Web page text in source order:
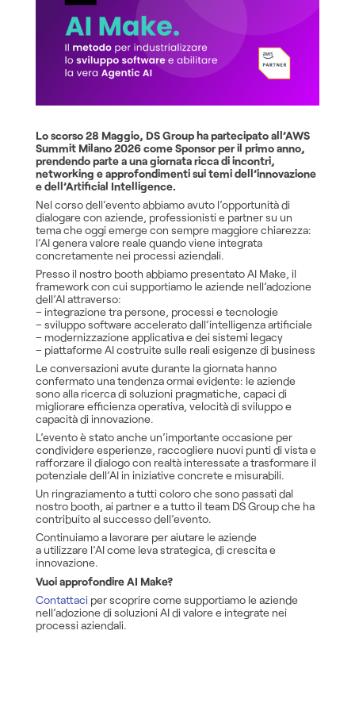
Lo scorso 28 Maggio, DS Group ha partecipato all’AWS
Summit Milano 2026 come Sponsor per il primo anno,
prendendo parte a una giornata ricca di incontri,
networking e approfondimenti sui temi dell’innovazione
e dell’Artificial Intelligence.
Nel corso dell’evento abbiamo avuto l’opportunità di
dialogare con aziende, professionisti e partner su un
tema che oggi emerge con sempre maggiore chiarezza:
l’AI genera valore reale quando viene integrata
concretamente nei processi aziendali.
Presso il nostro booth abbiamo presentato AI Make, il
framework con cui supportiamo le aziende nell’adozione
dell’AI attraverso:
– integrazione tra persone, processi e tecnologie
– sviluppo software accelerato dall’intelligenza artificiale
– modernizzazione applicativa e dei sistemi legacy
– piattaforme AI costruite sulle reali esigenze di business
Le conversazioni avute durante la giornata hanno
confermato una tendenza ormai evidente: le aziende
sono alla ricerca di soluzioni pragmatiche, capaci di
migliorare efficienza operativa, velocità di sviluppo e
capacità di innovazione.
L’evento è stato anche un’importante occasione per
condividere esperienze, raccogliere nuovi punti di vista e
rafforzare il dialogo con realtà interessate a trasformare il
potenziale dell’AI in iniziative concrete e misurabili.
Un ringraziamento a tutti coloro che sono passati dal
nostro booth, ai partner e a tutto il team DS Group che ha
contribuito al successo dell’evento.
Continuiamo a lavorare per aiutare le aziende
a utilizzare l’AI come leva strategica, di crescita e
innovazione.
Vuoi approfondire AI Make?
Contattaci per scoprire come supportiamo le aziende
nell’adozione di soluzioni AI di valore e integrate nei
processi aziendali.